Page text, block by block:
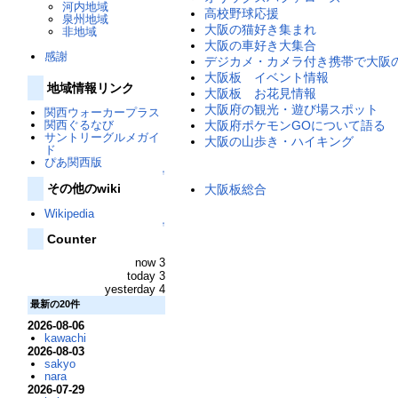
高校野球応援
大阪の猫好き集まれ
大阪の車好き大集合
デジカメ・カメラ付き携帯で大阪
大阪板 イベント情報
大阪板 お花見情報
大阪府の観光・遊び場スポット
大阪府ポケモンGOについて語る
大阪の山歩き・ハイキング
大阪板総合
河内地域
泉州地域
非地域
感謝
地域情報リンク
関西ウォーカープラス
関西ぐるなび
サントリーグルメガイ
ド
ぴあ関西版
↑
その他のwiki
Wikipedia
↑
Counter
now 3
today 3
yesterday 4
最新の20件
2026-08-06
kawachi
2026-08-03
sakyo
nara
2026-07-29